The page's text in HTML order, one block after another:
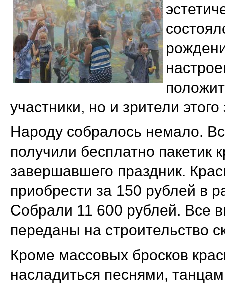
участники, но и зрители
Народу собралось немало.
получили бесплатно пакетик
завершавшего праздник.
приобрести за 150 рублей в
Собрали 11 600 рублей. Все
переданы на строительство
Кроме массовых бросков
насладиться песнями,